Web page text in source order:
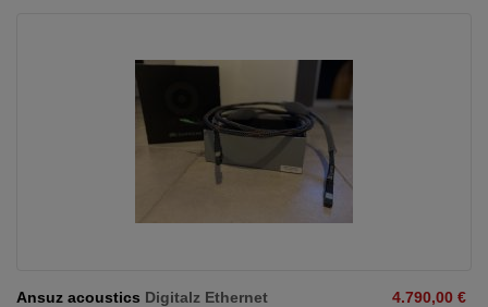
Ansuz acoustics Digitalz Ethernet
4.790,00 €